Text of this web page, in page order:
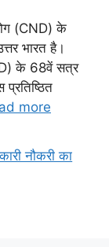
(CND) के
भारत है।
के 68वें सत्र
more
नौकरी का